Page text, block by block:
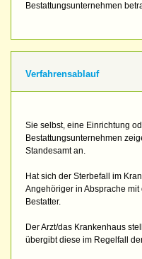
Bestattungsunternehmen
Verfahrensablauf
Sie selbst, eine Einrichtung
Bestattungsunternehmen
Standesamt an.
Hat sich der Sterbefall im
Angehöriger in Absprache
Bestatter.
Der Arzt/das Krankenhaus
übergibt diese im Regelfall